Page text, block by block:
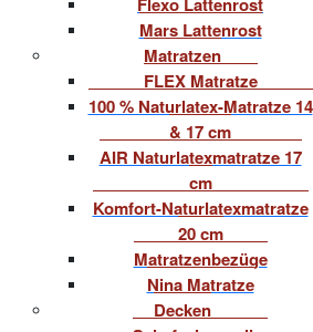
Mars Lattenrost
Matratzen
FLEX Matratze
100 % Naturlatex-Matratze 14
& 17 cm
AIR Naturlatexmatratze 17
cm
Komfort-Naturlatexmatratze
20 cm
Matratzenbezüge
Nina Matratze
Decken